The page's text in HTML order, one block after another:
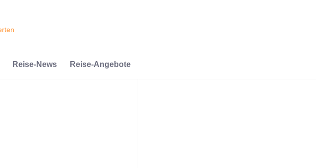
Reise-News Reise-Angebote